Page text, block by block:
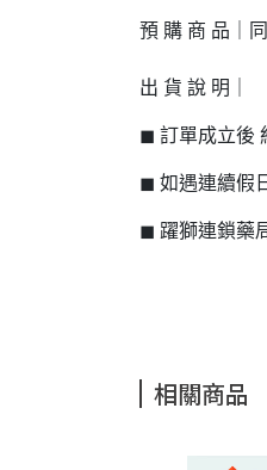
預 購 商 品｜
出 貨 說 明｜
◼ 訂單成立後
◼ 如遇連續假
◼ 躍獅連鎖藥
相關商品